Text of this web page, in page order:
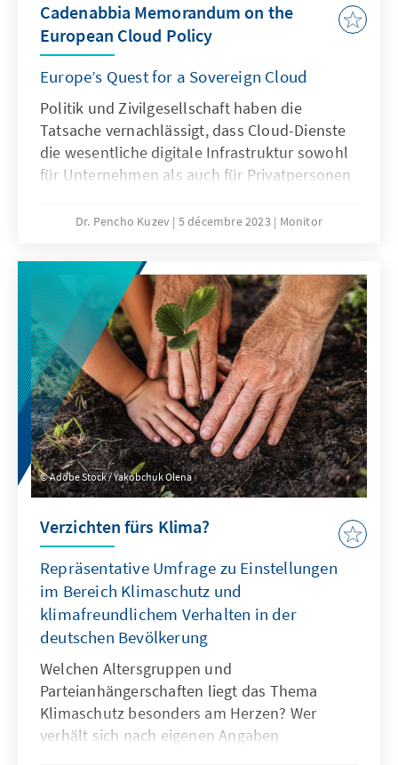
Cadenabbia Memorandum on the
European Cloud Policy
Europe’s Quest for a Sovereign Cloud
Politik und Zivilgesellschaft haben die
Tatsache vernachlässigt, dass Cloud-Dienste
die wesentliche digitale Infrastruktur sowohl
für Unternehmen als auch für Privatpersonen
Millionen von Menschen erhebliche
Ferne nutzen oder Musik streamen, sondern
es ist auch für jeden Aspekt der digitalen
Wirtschaft von grundlegender Bedeutung. In
dem Memorandum werden einige der
Faktoren genannt, die die
Wettbewerbsfähigkeit der europäischen
Cloud-Industrie beeinträchtigt haben.
Darüber hinaus geben die Teilnehmer des
Cadenabbia-Forums im Rahmen des
European Data Summit Empfehlungen zur
Steigerung der Wettbewerbsfähigkeit der
Dr. Pencho Kuzev 5 décembre 2023 Monitor
Adobe Stock / Yakobchuk Olena
Verzichten fürs Klima?
Repräsentative Umfrage zu Einstellungen
im Bereich Klimaschutz und
klimafreundlichem Verhalten in der
deutschen Bevölkerung
Welchen Altersgruppen und
Parteianhängerschaften liegt das Thema
Klimaschutz besonders am Herzen? Wer
verhält sich nach eigenen Angaben